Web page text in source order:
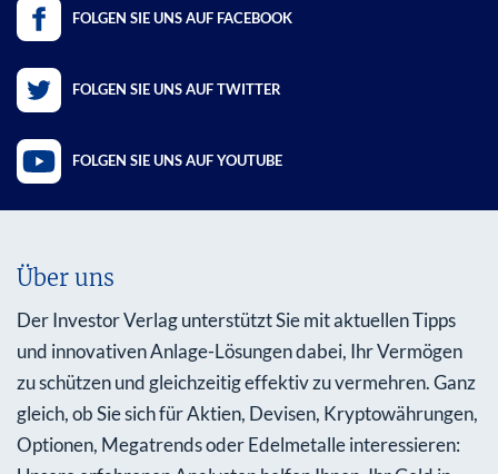
FOLGEN SIE UNS AUF FACEBOOK
FOLGEN SIE UNS AUF TWITTER
FOLGEN SIE UNS AUF YOUTUBE
Über uns
Der Investor Verlag unterstützt Sie mit aktuellen Tipps
und innovativen Anlage-Lösungen dabei, Ihr Vermögen
zu schützen und gleichzeitig effektiv zu vermehren. Ganz
gleich, ob Sie sich für Aktien, Devisen, Kryptowährungen,
Optionen, Megatrends oder Edelmetalle interessieren: